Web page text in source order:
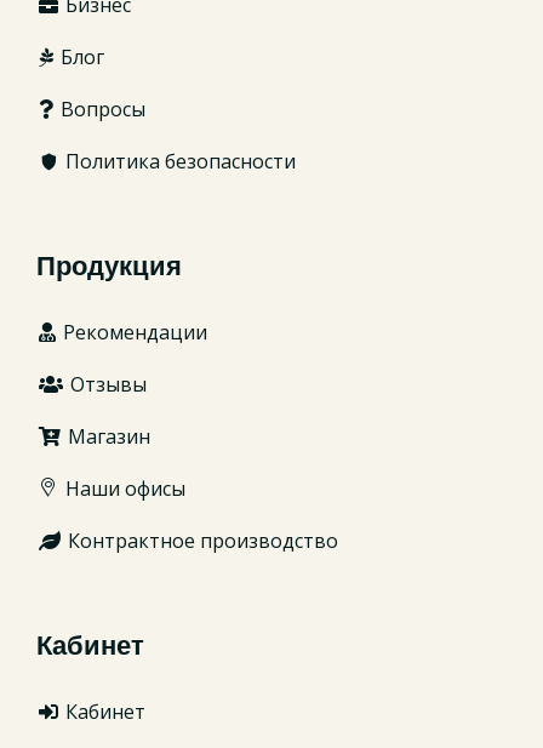
Блог
Вопросы
Политика безопасности
Продукция
Рекомендации
Отзывы
Магазин
Наши офисы
Контрактное производство
Кабинет
Кабинет